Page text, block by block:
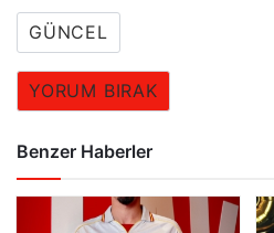
GÜNCEL
YORUM BIRAK
Benzer Haberler